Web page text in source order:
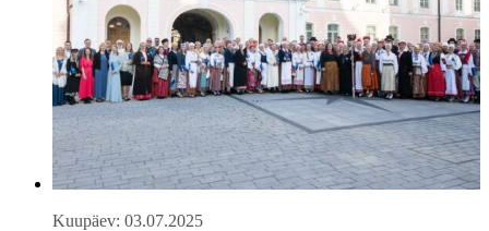
Kuupäev: 03.07.2025